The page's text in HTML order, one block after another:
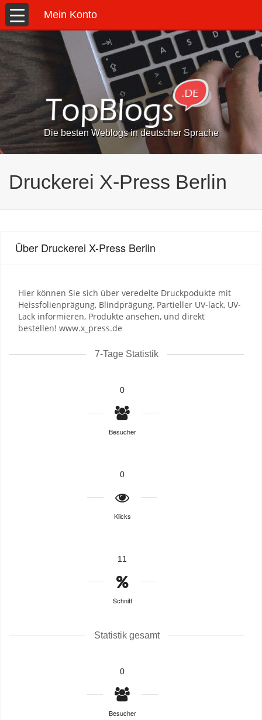
Mein Konto
Die besten Weblogs in deutscher Sprache
Druckerei X-Press Berlin
Über Druckerei X-Press Berlin
Hier können Sie sich über veredelte Druckpodukte mit
Heissfolienprägung, Blindprägung, Partieller UV-lack, UV-
Lack informieren, Produkte ansehen, und direkt
bestellen! www.x_press.de
7-Tage Statistik
0
Besucher
0
Klicks
11
Schnitt
Statistik gesamt
0
Besucher